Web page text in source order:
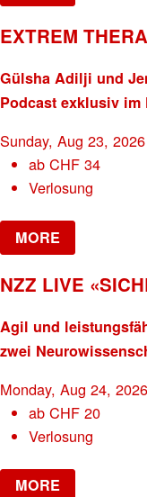
EXTREM
Gülsha Adilji und
Podcast exklusiv im
Sunday, Aug 23, 2026
abCHF 34
Verlosung
MORE
NZZ LIVE
Agil und
zwei
Monday, Aug 24, 2026
abCHF 20
Verlosung
MORE